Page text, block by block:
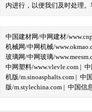
内进行，以便我们及时处理。
中国建材网/中网建材/
机械网/中网机械/
玻璃网/中网玻璃/
中网塑料/www.vlevle.com |
机版/m.sinoasphalts.com | 中
版/m.stylechina.com | 中国信